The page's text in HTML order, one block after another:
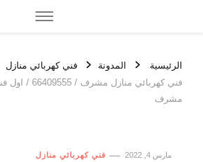
الرئيسية المدونة
فني كهربائي منازل
فني كهربائي
مشرف
مارس 4, 2022 فني كهربائي منازل